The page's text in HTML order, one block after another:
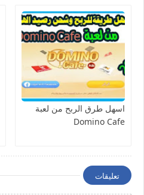
اسهل طرق الربح من لعبة
Domino Cafe
تعليقات